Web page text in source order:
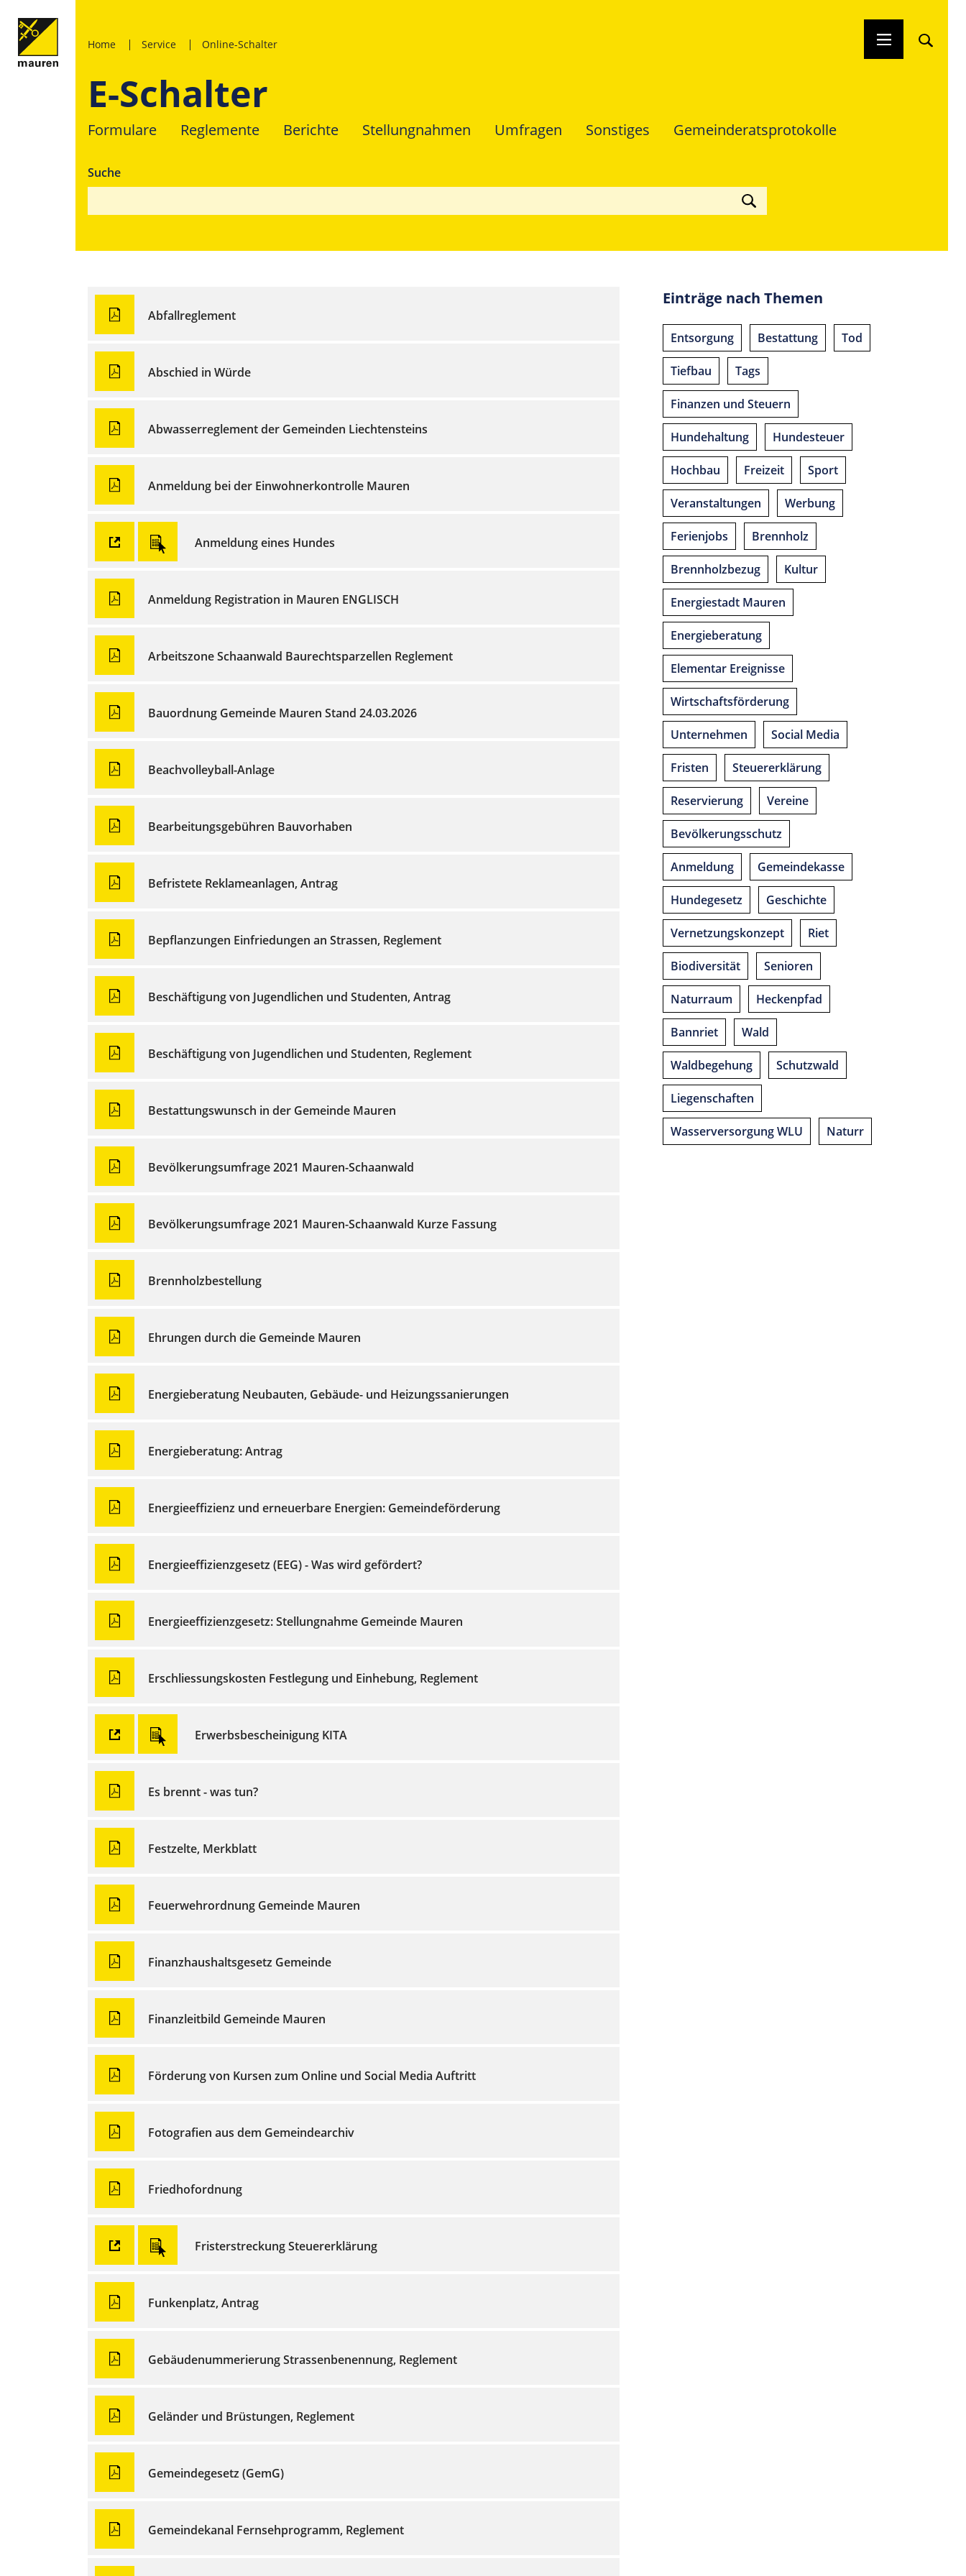
Home Service Online-Schalter
E-Schalter
Formulare Reglemente Berichte Stellungnahmen Umfragen Sonstiges Gemeinderats­protokolle
Suche
Einträge nach Themen
Entsorgung Bestattung Tod
Tiefbau Tags
Finanzen und Steuern
Hundehaltung Hundesteuer
Hochbau Freizeit Sport
Veranstaltungen Werbung
Ferienjobs Brennholz
Brennholzbezug Kultur
Energiestadt Mauren
Energieberatung
Elementar Ereignisse
Wirtschaftsförderung
Unternehmen Social Media
Fristen Steuererklärung
Reservierung Vereine
Bevölkerungsschutz
Anmeldung Gemeindekasse
Hundegesetz Geschichte
Vernetzungskonzept Riet
Biodiversität Senioren
Naturraum Heckenpfad
Bannriet Wald
Waldbegehung Schutzwald
Liegenschaften
Wasserversorgung WLU Naturr
Abfallreglement
Abschied in Würde
Abwasserreglement der Gemeinden Liechtensteins
Anmeldung bei der Einwohnerkontrolle Mauren
Anmeldung eines Hundes
Anmeldung Registration in Mauren ENGLISCH
Arbeitszone Schaanwald Baurechtsparzellen Reglement
Bauordnung Gemeinde Mauren Stand 24.03.2026
Beachvolleyball-Anlage
Bearbeitungsgebühren Bauvorhaben
Befristete Reklameanlagen, Antrag
Bepflanzungen Einfriedungen an Strassen, Reglement
Beschäftigung von Jugendlichen und Studenten, Antrag
Beschäftigung von Jugendlichen und Studenten, Reglement
Bestattungswunsch in der Gemeinde Mauren
Bevölkerungsumfrage 2021 Mauren-Schaanwald
Bevölkerungsumfrage 2021 Mauren-Schaanwald Kurze Fassung
Brennholzbestellung
Ehrungen durch die Gemeinde Mauren
Energieberatung Neubauten, Gebäude- und Heizungssanierungen
Energieberatung: Antrag
Energieeffizienz und erneuerbare Energien: Gemeindeförderung
Energieeffizienzgesetz (EEG) - Was wird gefördert?
Energieeffizienzgesetz: Stellungnahme Gemeinde Mauren
Erschliessungskosten Festlegung und Einhebung, Reglement
Erwerbsbescheinigung KITA
Es brennt - was tun?
Festzelte, Merkblatt
Feuerwehrordnung Gemeinde Mauren
Finanzhaushaltsgesetz Gemeinde
Finanzleitbild Gemeinde Mauren
Förderung von Kursen zum Online und Social Media Auftritt
Fotografien aus dem Gemeindearchiv
Friedhofordnung
Fristerstreckung Steuererklärung
Funkenplatz, Antrag
Gebäudenummerierung Strassenbenennung, Reglement
Geländer und Brüstungen, Reglement
Gemeindegesetz (GemG)
Gemeindekanal Fernsehprogramm, Reglement